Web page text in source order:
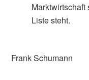
Liste steht.
Frank Schumann